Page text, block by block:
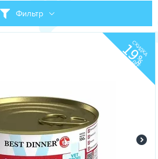
Фильтр
СКИДКА
19
%
OFF